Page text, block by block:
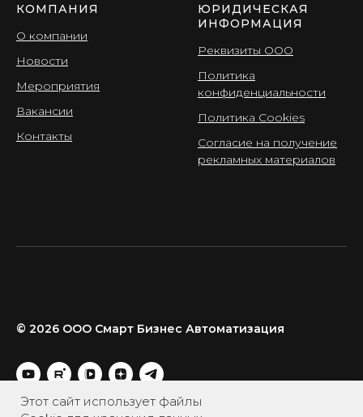
КОМПАНИЯ
О компании
Новости
Мероприятия
Вакансии
Контакты
ЮРИДИЧЕСКАЯ
ИНФОРМАЦИЯ
Реквизиты ООО
Политика
конфиденциальности
Политика Cookies
Согласие на получение
рекламных материалов
© 2026 ООО Смарт Бизнес Автоматизация
Этот сайт использует файлы